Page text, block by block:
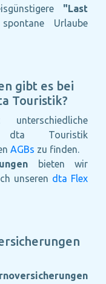
"Last
Urlaube
gibt es bei
Touristik?
Touristik
AGBs zu finden.
bieten wir
unseren dta Flex